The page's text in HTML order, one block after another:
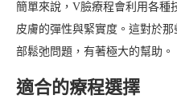
簡單來說，V臉療程會利用各種
皮膚的彈性與緊實度。這對於
部鬆弛問題，有著極大的幫助。
適合的療程選擇